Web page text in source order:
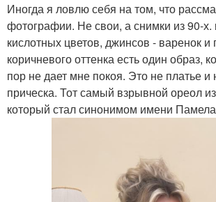
Иногда я ловлю себя на том, что
фотографии. Не свои, а снимки из 90-х.
кислотных цветов, джинсов - варенок
коричневого оттенка есть один образ,
пор не дает мне покоя. Это не платье
прическа. Тот самый взрывной ореол
который стал синонимом имени